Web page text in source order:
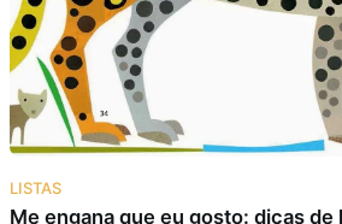
Podcast
Assine
Taba na Escola
LISTAS
Me engana que eu gosto: dicas